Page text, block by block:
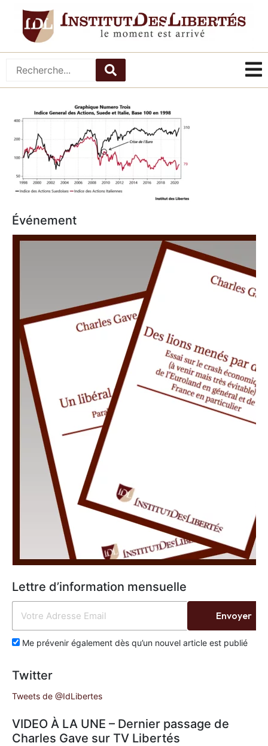
Événement
Lettre d’information mensuelle
Me prévenir également dès qu’un nouvel article est publié
Envoyer
Twitter
Tweets de @IdLibertes
VIDEO À LA UNE – Dernier passage de
Charles Gave sur TV Libertés